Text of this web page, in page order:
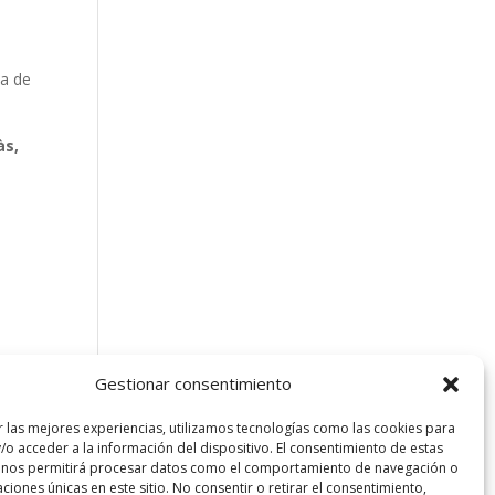
Gestionar consentimiento
las mejores experiencias, utilizamos tecnologías como las cookies para
o acceder a la información del dispositivo. El consentimiento de estas
permitirá procesar datos como el comportamiento de navegación o
únicas en este sitio. No consentir o retirar el consentimiento,
de